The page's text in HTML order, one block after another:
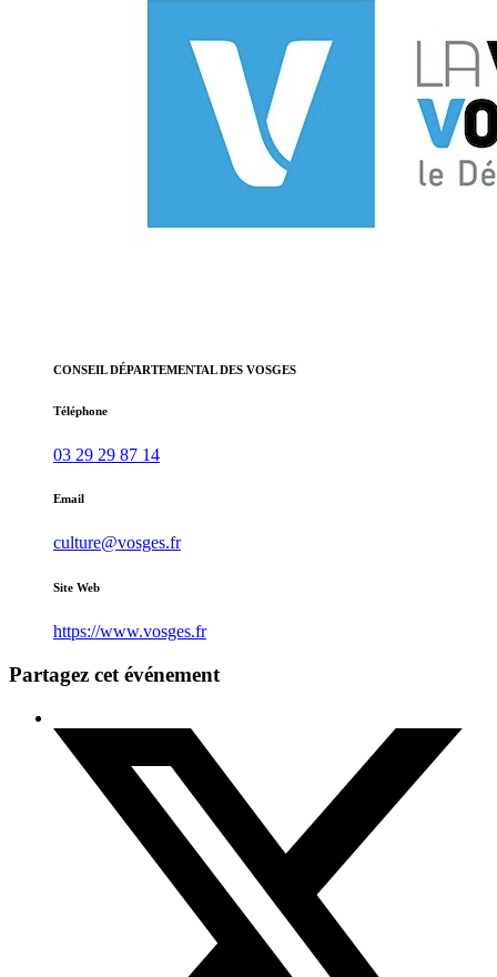
CONSEIL DÉPARTEMENTAL DES VOSGES
Téléphone
03 29 29 87 14
Email
culture@vosges.fr
Site Web
https://www.vosges.fr
Partagez cet événement